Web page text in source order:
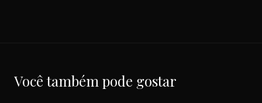
Você também pode gostar